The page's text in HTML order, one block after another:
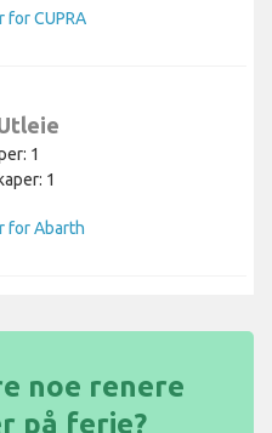
for CUPRA
1
1
for Abarth
noe renere
på ferie?